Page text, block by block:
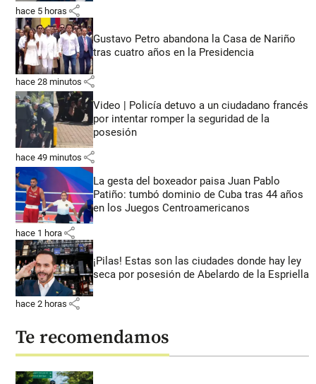
hace 5 horas share
Gustavo Petro abandona la Casa de Nariño
tras cuatro años en la Presidencia
hace 28 minutos share
Video | Policía detuvo a un ciudadano francés
por intentar romper la seguridad de la
posesión
hace 49 minutos share
La gesta del boxeador paisa Juan Pablo
Patiño: tumbó dominio de Cuba tras 44 años
en los Juegos Centroamericanos
hace 1 hora share
¡Pilas! Estas son las ciudades donde hay ley
seca por posesión de Abelardo de la Espriella
hace 2 horas share
Te recomendamos